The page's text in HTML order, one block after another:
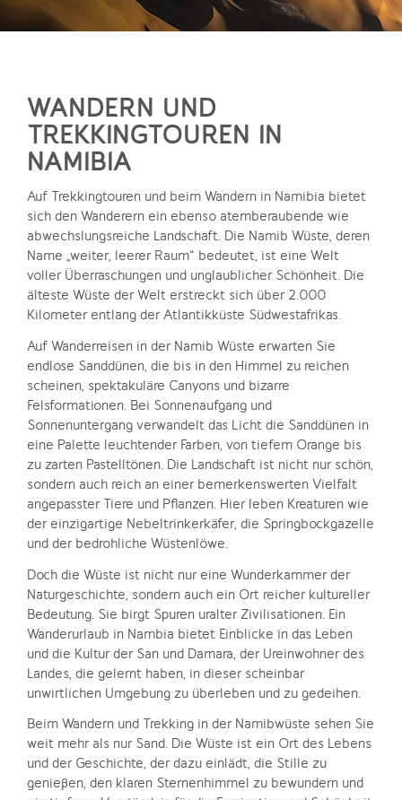
WANDERN UND
TREKKINGTOUREN IN
NAMIBIA
Auf Trekkingtouren und beim Wandern in Namibia bietet
sich den Wanderern ein ebenso atemberaubende wie
abwechslungsreiche Landschaft. Die Namib Wüste, deren
Name „weiter, leerer Raum“ bedeutet, ist eine Welt
voller Überraschungen und unglaublicher Schönheit. Die
älteste Wüste der Welt erstreckt sich über 2.000
Kilometer entlang der Atlantikküste Südwestafrikas.
Auf Wanderreisen in der Namib Wüste erwarten Sie
endlose Sanddünen, die bis in den Himmel zu reichen
scheinen, spektakuläre Canyons und bizarre
Felsformationen. Bei Sonnenaufgang und
Sonnenuntergang verwandelt das Licht die Sanddünen in
eine Palette leuchtender Farben, von tiefem Orange bis
zu zarten Pastelltönen. Die Landschaft ist nicht nur schön,
sondern auch reich an einer bemerkenswerten Vielfalt
angepasster Tiere und Pflanzen. Hier leben Kreaturen wie
der einzigartige Nebeltrinkerkäfer, die Springbockgazelle
und der bedrohliche Wüstenlöwe.
Doch die Wüste ist nicht nur eine Wunderkammer der
Naturgeschichte, sondern auch ein Ort reicher kultureller
Bedeutung. Sie birgt Spuren uralter Zivilisationen. Ein
Wanderurlaub in Nambia bietet Einblicke in das Leben
und die Kultur der San und Damara, der Ureinwohner des
Landes, die gelernt haben, in dieser scheinbar
unwirtlichen Umgebung zu überleben und zu gedeihen.
Beim Wandern und Trekking in der Namibwüste sehen Sie
weit mehr als nur Sand. Die Wüste ist ein Ort des Lebens
und der Geschichte, der dazu einlädt, die Stille zu
genießen, den klaren Sternenhimmel zu bewundern und